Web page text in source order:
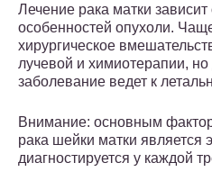
Лечение рака матки
особенностей опухоли.
хирургическое
лучевой и химиотерапии, но
заболевание ведет к
Внимание: основным
рака шейки матки является
диагностируется у каждой